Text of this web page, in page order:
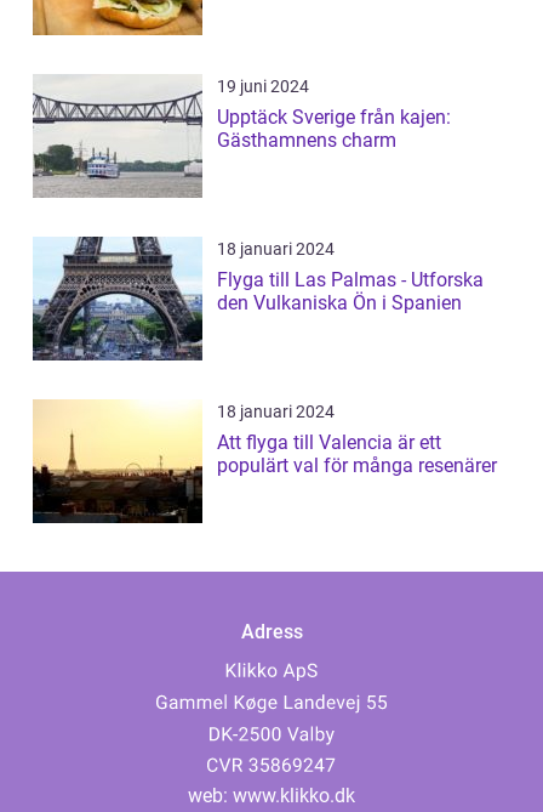
19 juni 2024
Upptäck Sverige från kajen:
Gästhamnens charm
18 januari 2024
Flyga till Las Palmas - Utforska
den Vulkaniska Ön i Spanien
18 januari 2024
Att flyga till Valencia är ett
populärt val för många resenärer
Adress
web: www.klikko.dk